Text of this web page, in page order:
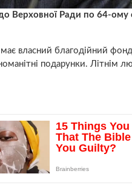
Верховної Ради по 64-ому
власний благодійний
подарунки. Літнім